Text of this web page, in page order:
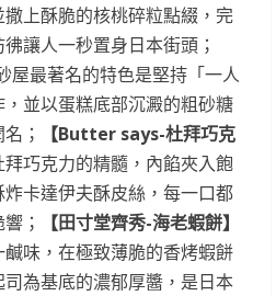
上酥脆的核桃碎粒點綴，完
讓人一秒置身日本街頭；
屋最著名的特色是堅持「一人
並以蛋糕底部沉澱的粗砂糖
；
【Butter says-杜拜巧克
巧克力的精髓，內餡夾入飽
卡達伊夫酥皮絲，每一口都
；
【田寸堂齊秀-海老蝦餅】
味，在極致薄脆的香烤蝦餅
為基底的濃郁厚醬，是日本